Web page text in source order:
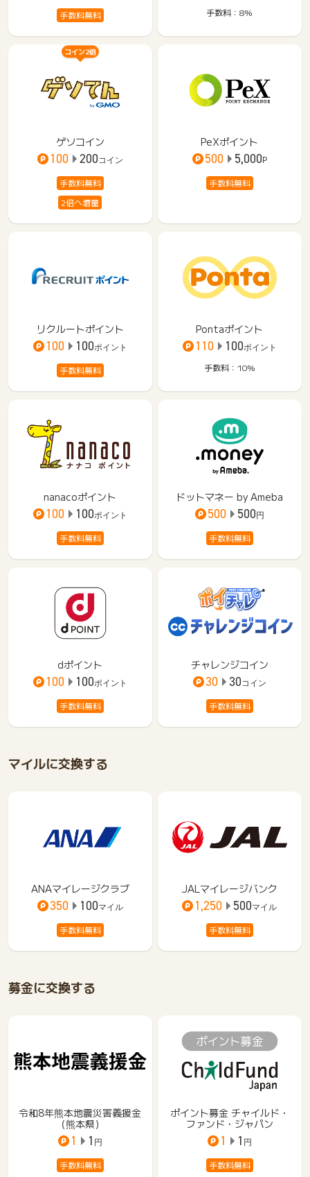
手数料無料 手数料：8%
コイン2倍
ゲソコイン
100 200コイン
手数料無料
2倍へ増量
PeXポイント
500 5,000P
手数料無料
リクルートポイント
100 100ポイント
手数料無料
Pontaポイント
110 100ポイント
手数料：10%
nanacoポイント
100 100ポイント
手数料無料
ドットマネー by Ameba
500 500円
手数料無料
dポイント
100 100ポイント
手数料無料
チャレンジコイン
30 30コイン
手数料無料
マイルに交換する
ANAマイレージクラブ
350 100マイル
手数料無料
JALマイレージバンク
1,250 500マイル
手数料無料
募金に交換する
令和8年熊本地震災害義援金
（熊本県）
1 1 円
手数料無料
ポイント募金 チャイルド・
ファンド・ジャパン
1 1 円
手数料無料